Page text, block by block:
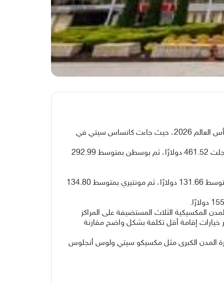
كشفت دراسة أجرتها شركة «رستيك باثوايز» عن تفاوت كبير في أسعار الإقامة عبر منصة تأجير المنازل في المدن المستضيفة لكأس العالم 2026، حيث جاءت كانساس سيتي في
وأظهرت الدراسة أن متوسط تكلفة الليلة الواحدة في كانساس سيتي يبلغ 539.95 دولارًا، متقدمة على فانكوفر الكندية التي سجلت 461.52 دولارًا، ثم بوسطن بمتوسط 292.99
وفي المقابل، جاءت غوادالاخارا كأرخص مدينة مستضيفة للبطولة بمتوسط 89.06 دولارًا لليلة الواحدة، تلتها مكسيكو سيتي بمتوسط 131.66 دولارًا، ثم مونتيري بمتوسط 134.80
دولارًا لليلة الواحدة، بينما استحوذت المدن المكسيكية الثلاث المستضيفة على المراكز
خيارات إقامة أقل تكلفة بشكل واضح مقارنة
المدن الكبرى مثل مكسيكو سيتي ولوس أنجلوس